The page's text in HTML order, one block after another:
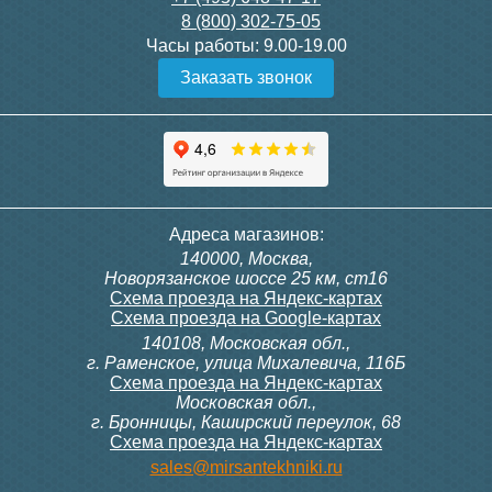
Конвектор ITT.080.200.1300
с решеткой GRILL.SGW-20-
Конвектор ITT.080.200.1000
с решеткой GRILL.SGW-20-
Конвектор ITT.080.200.1000
с решеткой GRILL.SGW-20-
Конвектор ITT.080.200.900 с
решеткой GRILL.SGA-20-
Подробнее Подробнее
300, 230В (врезной - квадр.
9 700
конвектора прямой itermic
ITFS
5 150
8 (800) 302-75-05
Часы работы: 9.00-19.00
Заказать звонок
Адреса магазинов:
140000, Москва,
Новорязанское шоссе 25 км, ст16
Схема проезда на Яндекс-картах
Схема проезда на Google-картах
140108, Московская обл.,
г. Раменское, улица Михалевича, 116Б
Схема проезда на Яндекс-картах
Московская обл.,
г. Бронницы, Каширский переулок, 68
Схема проезда на Яндекс-картах
sales@mirsantekhniki.ru